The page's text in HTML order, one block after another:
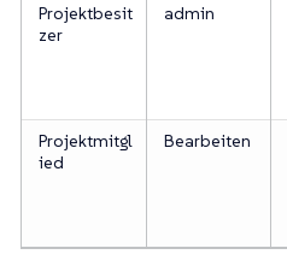
Projektbesit
zer
admin
Projektmitgl
ied
Bearbeiten